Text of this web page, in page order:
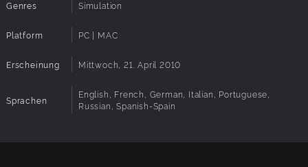
Genres Simulation
Platform PC | MAC
Erscheinung Mittwoch, 21. April 2010
Sprachen
English, French, German, Italian, Portuguese,
Russian, Spanish-Spain